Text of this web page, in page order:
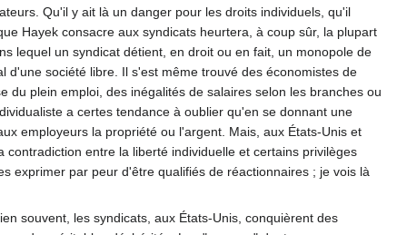
Qu'il y ait là un danger pour les droits individuels, qu'il
Hayek consacre aux syndicats heurtera, à coup sûr, la plupart
lequel un syndicat détient, en droit ou en fait, un monopole de
société libre. Il s'est même trouvé des économistes de
plein emploi, des inégalités de salaires selon les branches ou
a certes tendance à oublier qu'en se donnant une
employeurs la propriété ou l'argent. Mais, aux États-Unis et
entre la liberté individuelle et certains privilèges
exprimer par peur d'être qualifiés de réactionnaires ; je vois là
souvent, les syndicats, aux États-Unis, conquièrent des